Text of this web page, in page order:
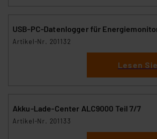
USB-PC-Datenlogger für
Artikel-Nr. 201132
Lesen
Akku-Lade-Center ALC9000 Teil 7/7
Artikel-Nr. 201133